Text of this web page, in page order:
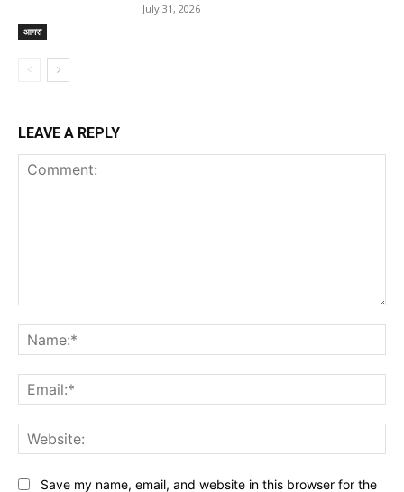
आगरा
July 31, 2026
LEAVE A REPLY
Save my name, email, and website in this browser for the